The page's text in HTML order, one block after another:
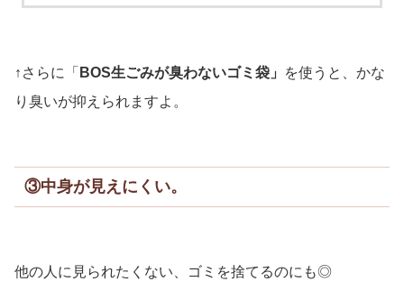
↑さらに「 BOS生ごみが臭わないゴミ袋」
を使うと、かな
り臭いが抑えられますよ。
③中身が見えにくい。
他の人に見られたくない、ゴミを捨てるのにも◎